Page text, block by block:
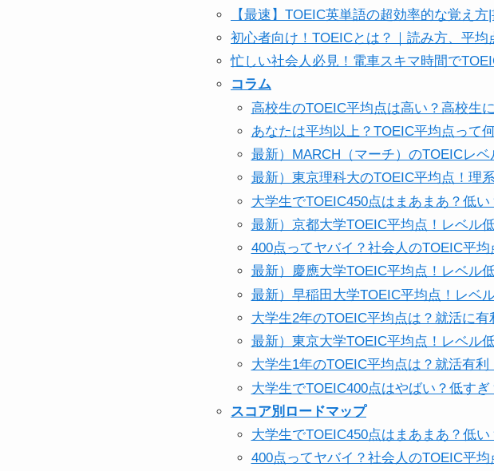
【最速】TOEIC英単語の超効率的な覚え方
初心者向け！TOEICとは？｜読み方、平均
忙しい社会人必見！電車スキマ時間で
コラム
高校生のTOEIC平均点は高い？高校生
あなたは平均以上？TOEIC平均点って
最新）MARCH（マーチ）のTOEICレ
最新）東京理科大のTOEIC平均点！理
大学生でTOEIC450点はまあまあ？低
最新）京都大学TOEIC平均点！レベル
400点ってヤバイ？社会人のTOEIC平
最新）慶應大学TOEIC平均点！レベル
最新）早稲田大学TOEIC平均点！レベ
大学生2年のTOEIC平均点は？就活に有
最新）東京大学TOEIC平均点！レベル
大学生1年のTOEIC平均点は？就活有利
大学生でTOEIC400点はやばい？低す
スコア別ロードマップ
大学生でTOEIC450点はまあまあ？低
400点ってヤバイ？社会人のTOEIC平